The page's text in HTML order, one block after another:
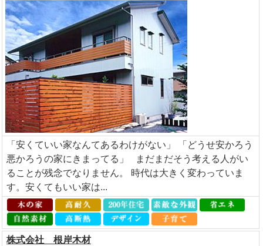
「安くていい家なんてあるわけがない」 「どうせ安かろう
悪かろうの家にきまってる」 まだまだそう考える人がい
ることが残念でなりません。 時代は大きく変わっていま
す。安くてもいい家は...
株式会社 根岸木材